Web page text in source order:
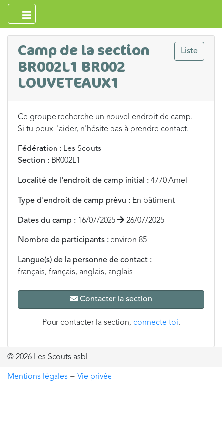
Liste
Camp de la section
BR002L1 BR002
LOUVETEAUX1
Ce groupe recherche un nouvel endroit de camp.
Si tu peux l'aider, n'hésite pas à prendre contact.
Fédération : Les Scouts
Section : BR002L1
Localité de l'endroit de camp initial : 4770 Amel
Type d'endroit de camp prévu : En bâtiment
Dates du camp : 16/07/2025 26/07/2025
Nombre de participants : environ 85
Langue(s) de la personne de contact :
français, français, anglais, anglais
Contacter la section
Pour contacter la section, connecte-toi.
© 2026 Les Scouts asbl
Mentions légales − Vie privée